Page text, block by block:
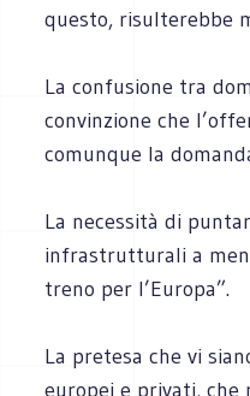
questo, risulterebbe
La confusione tra
convinzione che
comunque la
La necessità di
infrastrutturali a
treno per l’Europa”.
La pretesa che vi
europei e privati,